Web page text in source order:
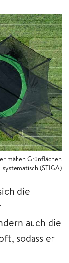
mähen Grünflächen
systematisch (STIGA)
die
auch die
sodass er